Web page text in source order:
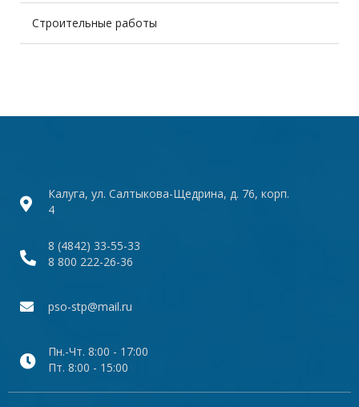
Строительные работы
Калуга, ул. Салтыкова-Щедрина, д. 76, корп.
4
8 (4842) 33-55-33
8 800 222-26-36
pso-stp@mail.ru
Пн.-Чт. 8:00 - 17:00
Пт. 8:00 - 15:00